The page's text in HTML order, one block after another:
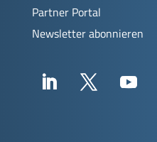
Partner Portal
Newsletter abonnieren